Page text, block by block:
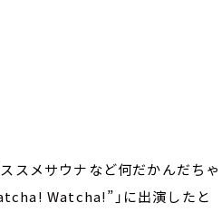
スメサウナなど何だかんだちゃ
Watcha!”」に出演したと